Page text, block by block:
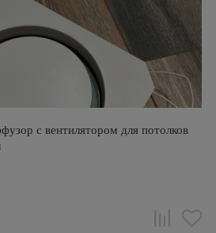
с вентилятором для потолков